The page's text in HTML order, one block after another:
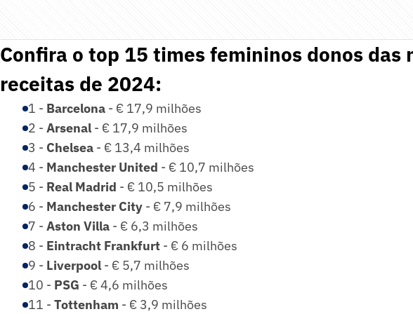
Confira o top 15 times femininos donos das
receitas de 2024:
1 - Barcelona - € 17,9 milhões
2 - Arsenal - € 17,9 milhões
3 - Chelsea - € 13,4 milhões
4 - Manchester United - € 10,7 milhões
5 - Real Madrid - € 10,5 milhões
6 - Manchester City - € 7,9 milhões
7 - Aston Villa - € 6,3 milhões
8 - Eintracht Frankfurt - € 6 milhões
9 - Liverpool - € 5,7 milhões
10 - PSG - € 4,6 milhões
11 - Tottenham - € 3,9 milhões